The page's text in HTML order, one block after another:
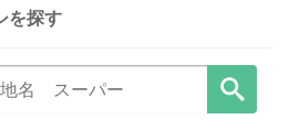
を探す